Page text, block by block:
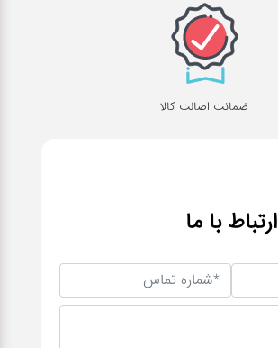
ضمانت اصالت کالا
ارتباط با ما